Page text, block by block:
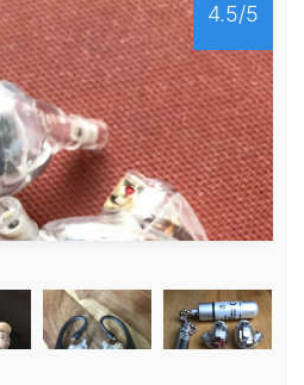
4.5/5